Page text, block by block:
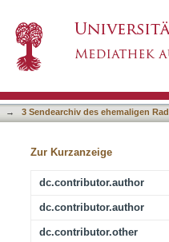
→ 3 Sendearchiv des ehemaligen
Zur Kurzanzeige
dc.contributor.author
dc.contributor.author
dc.contributor.other